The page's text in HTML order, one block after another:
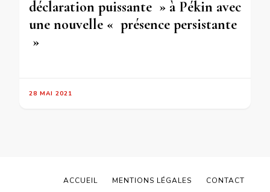
déclaration puissante » à Pékin avec
une nouvelle « présence persistante
»
28 MAI 2021
ACCUEIL MENTIONS LÉGALES CONTACT